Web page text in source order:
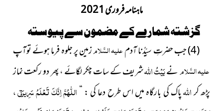
ماہنامہ فروری 2021
گزشتہ شمارے کے مضمون سے پیوستہ
(4) جب حضرتِ سیِّدُنا آدم علیہ السَّلامزمین پر جلوہ فرما ہوئے توآپ
علیہ السَّلامنےبَیْتُاللہشریف کے سات چکر لگائے ، پھر دو رکعت نماز
پڑھ کراللہپاک کی بارگاہ میں اس طرح دعا کی : “اللّٰهُمَّ اِنَّكَ تَعْلَمُ سَرِيرَتي ،